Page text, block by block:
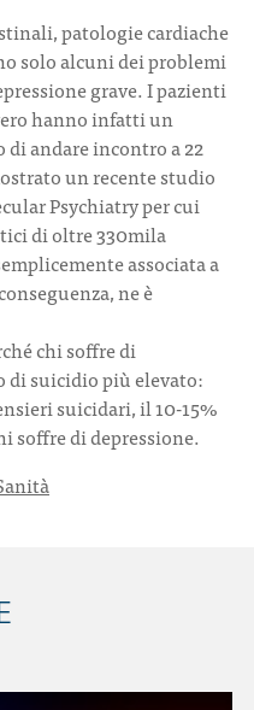
patologie cardiache
solo alcuni dei problemi
grave. I pazienti
hanno infatti un
di andare incontro a 22
un recente studio
Psychiatry per cui
di oltre 330mila
associata a
ne è
chi soffre di
di suicidio più elevato:
suicidari, il 10-15%
soffre di depressione.